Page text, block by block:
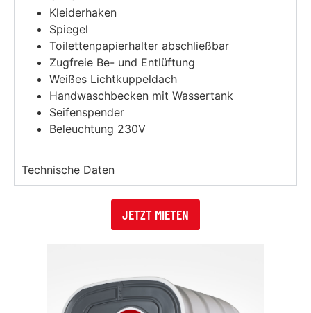
Kleiderhaken
Spiegel
Toilettenpapierhalter abschließbar
Zugfreie Be- und Entlüftung
Weißes Lichtkuppeldach
Handwaschbecken mit Wassertank
Seifenspender
Beleuchtung 230V
Technische Daten
JETZT MIETEN